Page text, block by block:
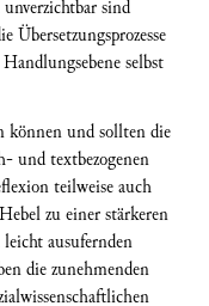
sind
Übersetzungsprozesse
selbst
können und sollten die
und textbezogenen
teilweise auch
zu einer stärkeren
ausufernden
die zunehmenden